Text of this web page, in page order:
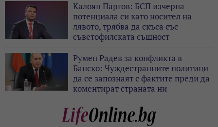
Калоян Паргов: БСП изчерпа
потенциала си като носител на
лявото, трябва да скъса със
съветофилската същност
Румен Радев за конфликта в
Банско: Чуждестранните политици
да се запознаят с фактите преди да
коментират страната ни